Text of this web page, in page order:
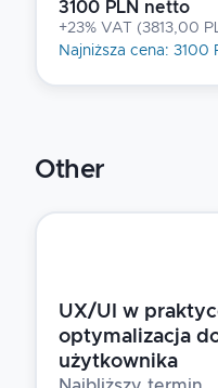
3100 PLN netto
+23% VAT (3813,00
Najniższa cena: 3100
Other
UX/UI w
optymalizacja
użytkownika